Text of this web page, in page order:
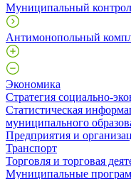
Муниципальный
Антимонопольный
Экономика
Стратегия социально-
Статистическая
муниципального
Предприятия и
Транспорт
Торговля и торговая
Муниципальные